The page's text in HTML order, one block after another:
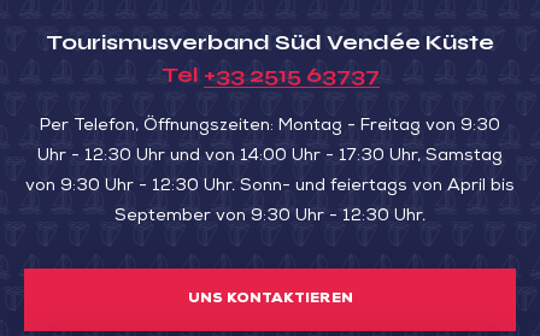
Tourismusverband Süd Vendée Küste
Tel +33 2515 63737
Per Telefon, Öffnungszeiten: Montag - Freitag von 9:30
Uhr - 12:30 Uhr und von 14:00 Uhr - 17:30 Uhr, Samstag
von 9:30 Uhr - 12:30 Uhr. Sonn- und feiertags von April bis
September von 9:30 Uhr - 12:30 Uhr.
UNS KONTAKTIEREN